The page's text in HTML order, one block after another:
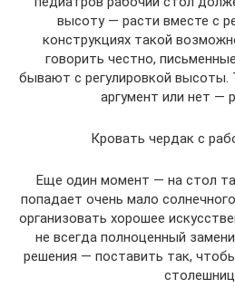
высоту — расти вместе с
конструкциях такой
говорить честно,
бывают с регулировкой высоты.
аргумент или нет —
Кровать чердак с
Еще один момент — на стол
попадает очень мало
организовать хорошее
не всегда полноценный
решения — поставить так,